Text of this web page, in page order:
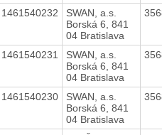
1461540232
SWAN, a.s.
Borská 6, 841
04 Bratislava
1461540231
SWAN, a.s.
Borská 6, 841
04 Bratislava
1461540230
SWAN, a.s.
Borská 6, 841
04 Bratislava